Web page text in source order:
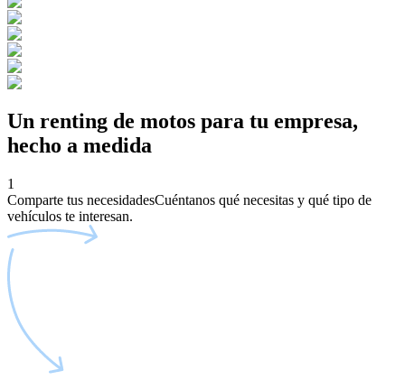
Un renting de motos para tu empresa,
hecho a medida
1
Comparte tus necesidadesCuéntanos qué necesitas y qué tipo de
vehículos te interesan.